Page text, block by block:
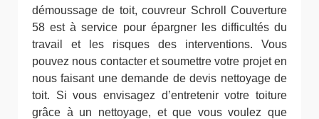
démoussage de toit, couvreur Schroll Couverture
58 est à service pour épargner les difficultés du
travail et les risques des interventions. Vous
pouvez nous contacter et soumettre votre projet en
nous faisant une demande de devis nettoyage de
toit. Si vous envisagez d’entretenir votre toiture
grâce à un nettoyage, et que vous voulez que